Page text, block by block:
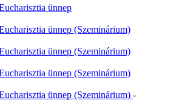
ünnep
ünnep (Szeminárium)
ünnep (Szeminárium)
ünnep (Szeminárium)
ünnep (Szeminárium) -